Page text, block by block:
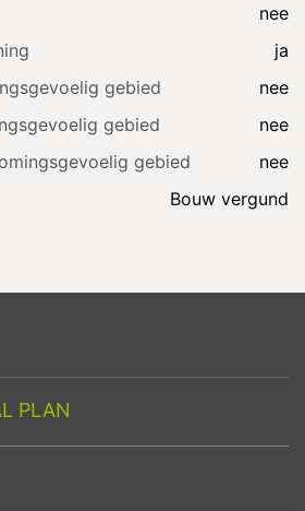
nee
ja
gebied
nee
gebied
nee
gebied
nee
Bouw vergund
PLAN